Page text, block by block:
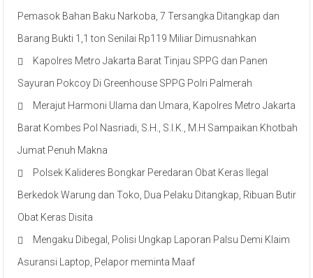
Pemasok Bahan Baku Narkoba, 7 Tersangka Ditangkap dan
Barang Bukti 1,1 ton Senilai Rp119 Miliar Dimusnahkan
Kapolres Metro Jakarta Barat Tinjau SPPG dan Panen
Sayuran Pokcoy Di Greenhouse SPPG Polri Palmerah
Merajut Harmoni Ulama dan Umara, Kapolres Metro Jakarta
Barat Kombes Pol Nasriadi, S.H., S.I.K., M.H Sampaikan Khotbah
Jumat Penuh Makna
Polsek Kalideres Bongkar Peredaran Obat Keras Ilegal
Berkedok Warung dan Toko, Dua Pelaku Ditangkap, Ribuan Butir
Obat Keras Disita
Mengaku Dibegal, Polisi Ungkap Laporan Palsu Demi Klaim
Asuransi Laptop, Pelapor meminta Maaf